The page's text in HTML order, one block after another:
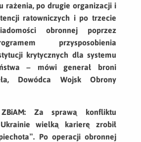
rażenia, po drugie organizacji i
ratowniczych i po trzecie
obronnej poprzez
przysposobienia
krytycznych dla systemu
– mówi generał broni
Dowódca Wojsk Obrony
Za sprawą konfliktu
wielką karierę zrobił
Po operacji obronnej